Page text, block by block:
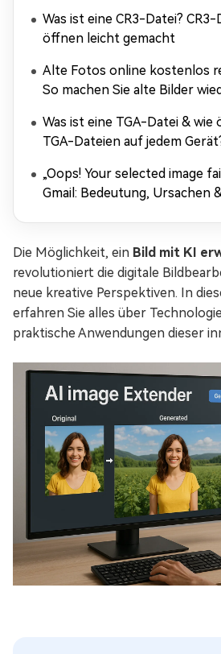
Was ist eine CR3-Datei?
öffnen leicht gemacht
Alte Fotos online kostenlos
So machen Sie alte Bilder
Was ist eine TGA-Datei &
TGA-Dateien auf jedem
„Oops! Your selected image
Gmail: Bedeutung, Ursachen
Die Möglichkeit, ein Bild mit KI
revolutioniert die digitale
neue kreative Perspektiven. In
erfahren Sie alles über
praktische Anwendungen dieser